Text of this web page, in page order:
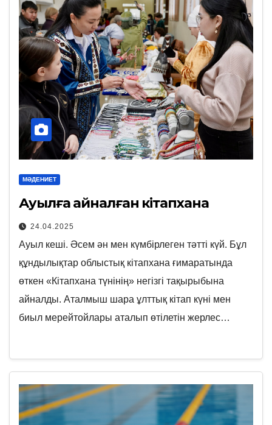
МӘДЕНИЕТ
Ауылға айналған кітапхана
24.04.2025
Ауыл кеші. Әсем ән мен күмбірлеген тәтті күй. Бұл
құндылықтар облыстық кітапхана ғимаратында
өткен «Кітапхана түнінің» негізгі тақырыбына
айналды. Аталмыш шара ұлттық кітап күні мен
биыл мерейтойлары аталып өтілетін жерлес…